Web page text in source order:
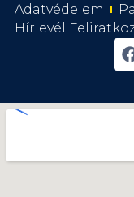
Adatvédelem
Hírlevél